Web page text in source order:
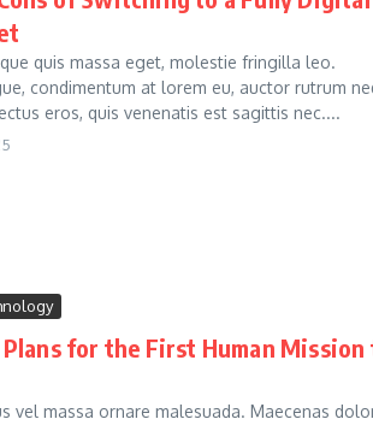
quis massa eget, molestie fringilla leo.
condimentum at lorem eu, auctor rutrum
eros, quis venenatis est sagittis nec....
Plans for the First Human Mission
vel massa ornare malesuada. Maecenas